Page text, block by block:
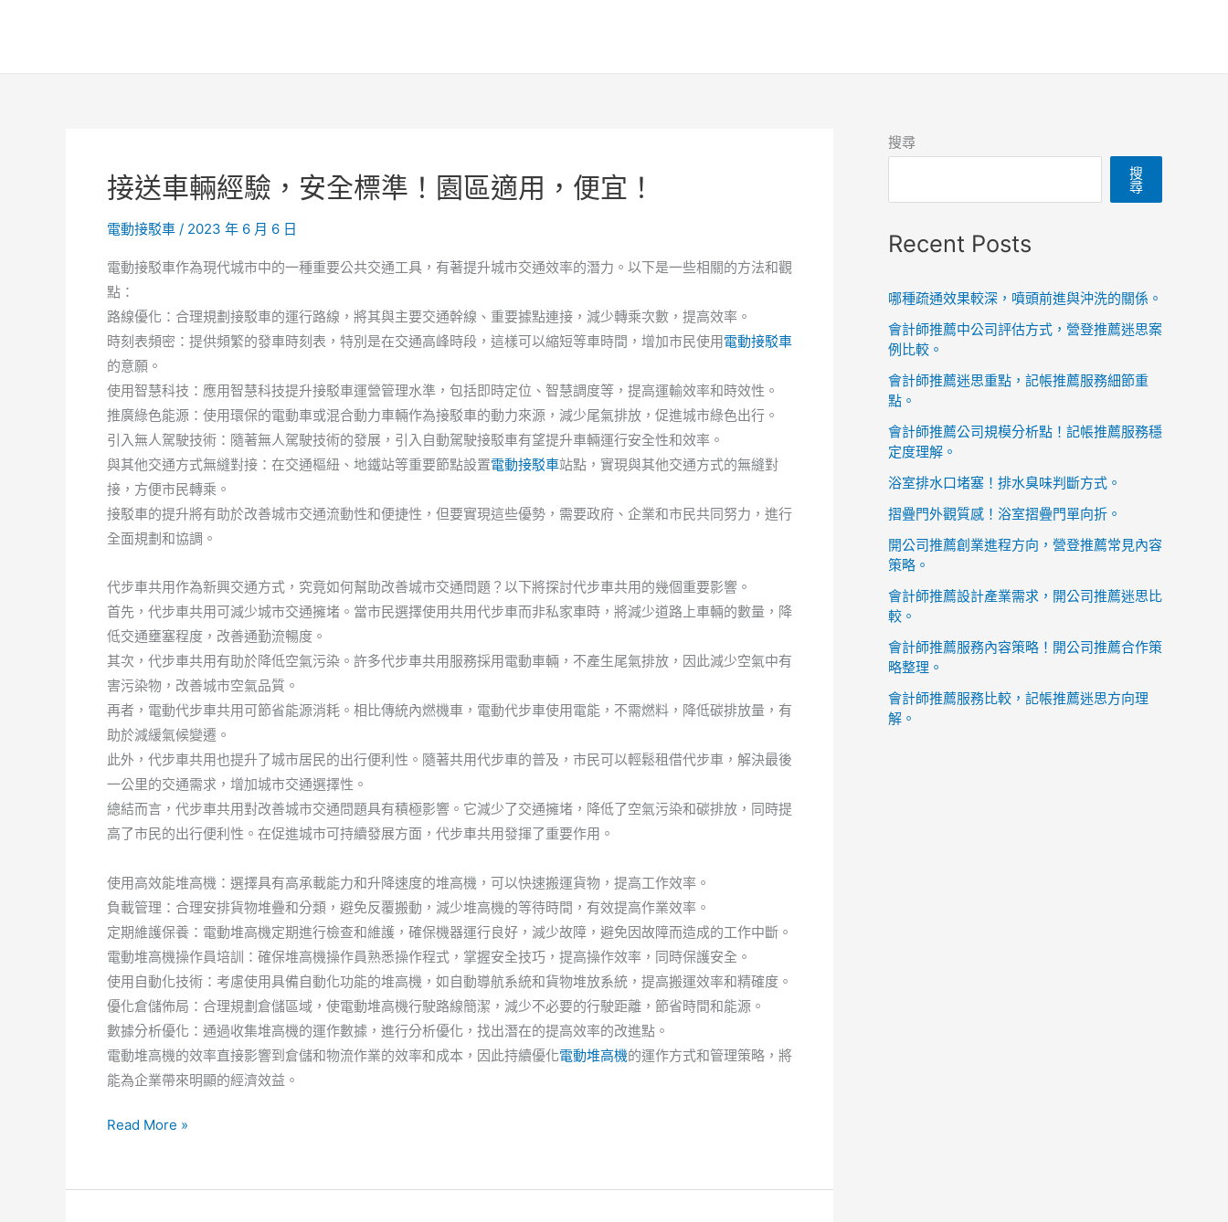
接送車輛經驗，安全標準！園區適用，便宜！
電動接駁車 / 2023 年 6 月 6 日
電動接駁車作為現代城市中的一種重要公共交通工具，有著提升城市交通效率的潛力。以下是一些相關的方法和觀
點：
路線優化：合理規劃接駁車的運行路線，將其與主要交通幹線、重要據點連接，減少轉乘次數，提高效率。
時刻表頻密：提供頻繁的發車時刻表，特別是在交通高峰時段，這樣可以縮短等車時間，增加市民使用電動接駁車
的意願。
使用智慧科技：應用智慧科技提升接駁車運營管理水準，包括即時定位、智慧調度等，提高運輸效率和時效性。
推廣綠色能源：使用環保的電動車或混合動力車輛作為接駁車的動力來源，減少尾氣排放，促進城市綠色出行。
引入無人駕駛技術：隨著無人駕駛技術的發展，引入自動駕駛接駁車有望提升車輛運行安全性和效率。
與其他交通方式無縫對接：在交通樞紐、地鐵站等重要節點設置電動接駁車站點，實現與其他交通方式的無縫對
接，方便市民轉乘。
接駁車的提升將有助於改善城市交通流動性和便捷性，但要實現這些優勢，需要政府、企業和市民共同努力，進行
全面規劃和協調。
代步車共用作為新興交通方式，究竟如何幫助改善城市交通問題？以下將探討代步車共用的幾個重要影響。
首先，代步車共用可減少城市交通擁堵。當市民選擇使用共用代步車而非私家車時，將減少道路上車輛的數量，降
低交通壅塞程度，改善通勤流暢度。
其次，代步車共用有助於降低空氣污染。許多代步車共用服務採用電動車輛，不產生尾氣排放，因此減少空氣中有
害污染物，改善城市空氣品質。
再者，電動代步車共用可節省能源消耗。相比傳統內燃機車，電動代步車使用電能，不需燃料，降低碳排放量，有
助於減緩氣候變遷。
此外，代步車共用也提升了城市居民的出行便利性。隨著共用代步車的普及，市民可以輕鬆租借代步車，解決最後
一公里的交通需求，增加城市交通選擇性。
總結而言，代步車共用對改善城市交通問題具有積極影響。它減少了交通擁堵，降低了空氣污染和碳排放，同時提
高了市民的出行便利性。在促進城市可持續發展方面，代步車共用發揮了重要作用。
使用高效能堆高機：選擇具有高承載能力和升降速度的堆高機，可以快速搬運貨物，提高工作效率。
負載管理：合理安排貨物堆疊和分類，避免反覆搬動，減少堆高機的等待時間，有效提高作業效率。
定期維護保養：電動堆高機定期進行檢查和維護，確保機器運行良好，減少故障，避免因故障而造成的工作中斷。
電動堆高機操作員培訓：確保堆高機操作員熟悉操作程式，掌握安全技巧，提高操作效率，同時保護安全。
使用自動化技術：考慮使用具備自動化功能的堆高機，如自動導航系統和貨物堆放系統，提高搬運效率和精確度。
優化倉儲佈局：合理規劃倉儲區域，使電動堆高機行駛路線簡潔，減少不必要的行駛距離，節省時間和能源。
數據分析優化：通過收集堆高機的運作數據，進行分析優化，找出潛在的提高效率的改進點。
電動堆高機的效率直接影響到倉儲和物流作業的效率和成本，因此持續優化電動堆高機的運作方式和管理策略，將
能為企業帶來明顯的經濟效益。
接
Read More »
搜尋
搜
尋
Recent Posts
哪種疏通效果較深，噴頭前進與沖洗的關係。
會計師推薦中公司評估方式，營登推薦迷思案
例比較。
會計師推薦迷思重點，記帳推薦服務細節重
點。
會計師推薦公司規模分析點！記帳推薦服務穩
定度理解。
浴室排水口堵塞！排水臭味判斷方式。
摺疊門外觀質感！浴室摺疊門單向折。
開公司推薦創業進程方向，營登推薦常見內容
策略。
會計師推薦設計產業需求，開公司推薦迷思比
較。
會計師推薦服務內容策略！開公司推薦合作策
略整理。
會計師推薦服務比較，記帳推薦迷思方向理
解。